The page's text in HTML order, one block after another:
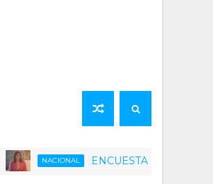
NACIONAL ENCUESTA | 75% de la